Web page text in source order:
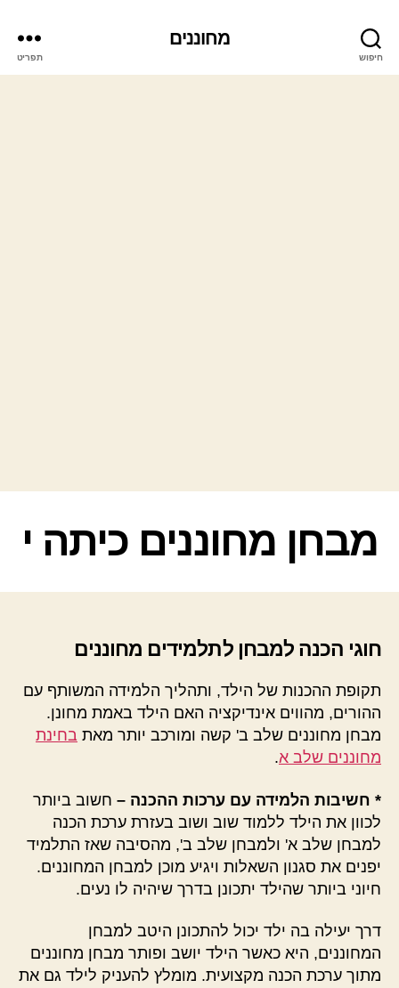
חיפוש
מחוננים
תפריט
קטגוריות
מבחן מחוננים כיתה י
חוגי הכנה למבחן לתלמידים מחוננים
תקופת ההכנות של הילד, ותהליך הלמידה המשותף עם
ההורים, מהווים אינדיקציה האם הילד באמת מחונן.
מבחן מחוננים שלב ב' קשה ומורכב יותר מאת בחינת
מחוננים שלב א.
* חשיבות הלמידה עם ערכות ההכנה – חשוב ביותר
לכוון את הילד ללמוד שוב ושוב בעזרת ערכת הכנה
למבחן שלב א' ולמבחן שלב ב', מהסיבה שאז התלמיד
יפנים את סגנון השאלות ויגיע מוכן למבחן המחוננים.
חיוני ביותר שהילד יתכונן בדרך שיהיה לו נעים.
דרך יעילה בה ילד יכול להתכונן היטב למבחן
המחוננים, היא כאשר הילד יושב ופותר מבחן מחוננים
מתוך ערכת הכנה מקצועית. מומלץ להעניק לילד גם את